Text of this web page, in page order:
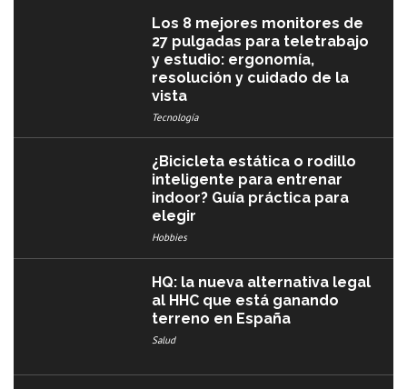
Los 8 mejores monitores de
27 pulgadas para teletrabajo
y estudio: ergonomía,
resolución y cuidado de la
vista
Tecnología
¿Bicicleta estática o rodillo
inteligente para entrenar
indoor? Guía práctica para
elegir
Hobbies
HQ: la nueva alternativa legal
al HHC que está ganando
terreno en España
Salud